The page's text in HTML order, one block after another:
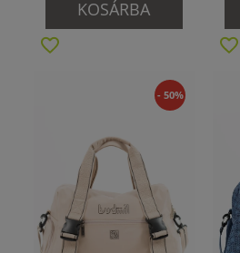
KOSÁRBA
- 50%